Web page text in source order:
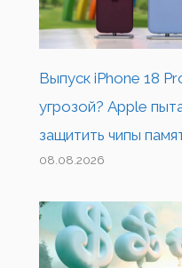
Выпуск iPhone 18
угрозой? Apple
защитить чипы
08.08.2026